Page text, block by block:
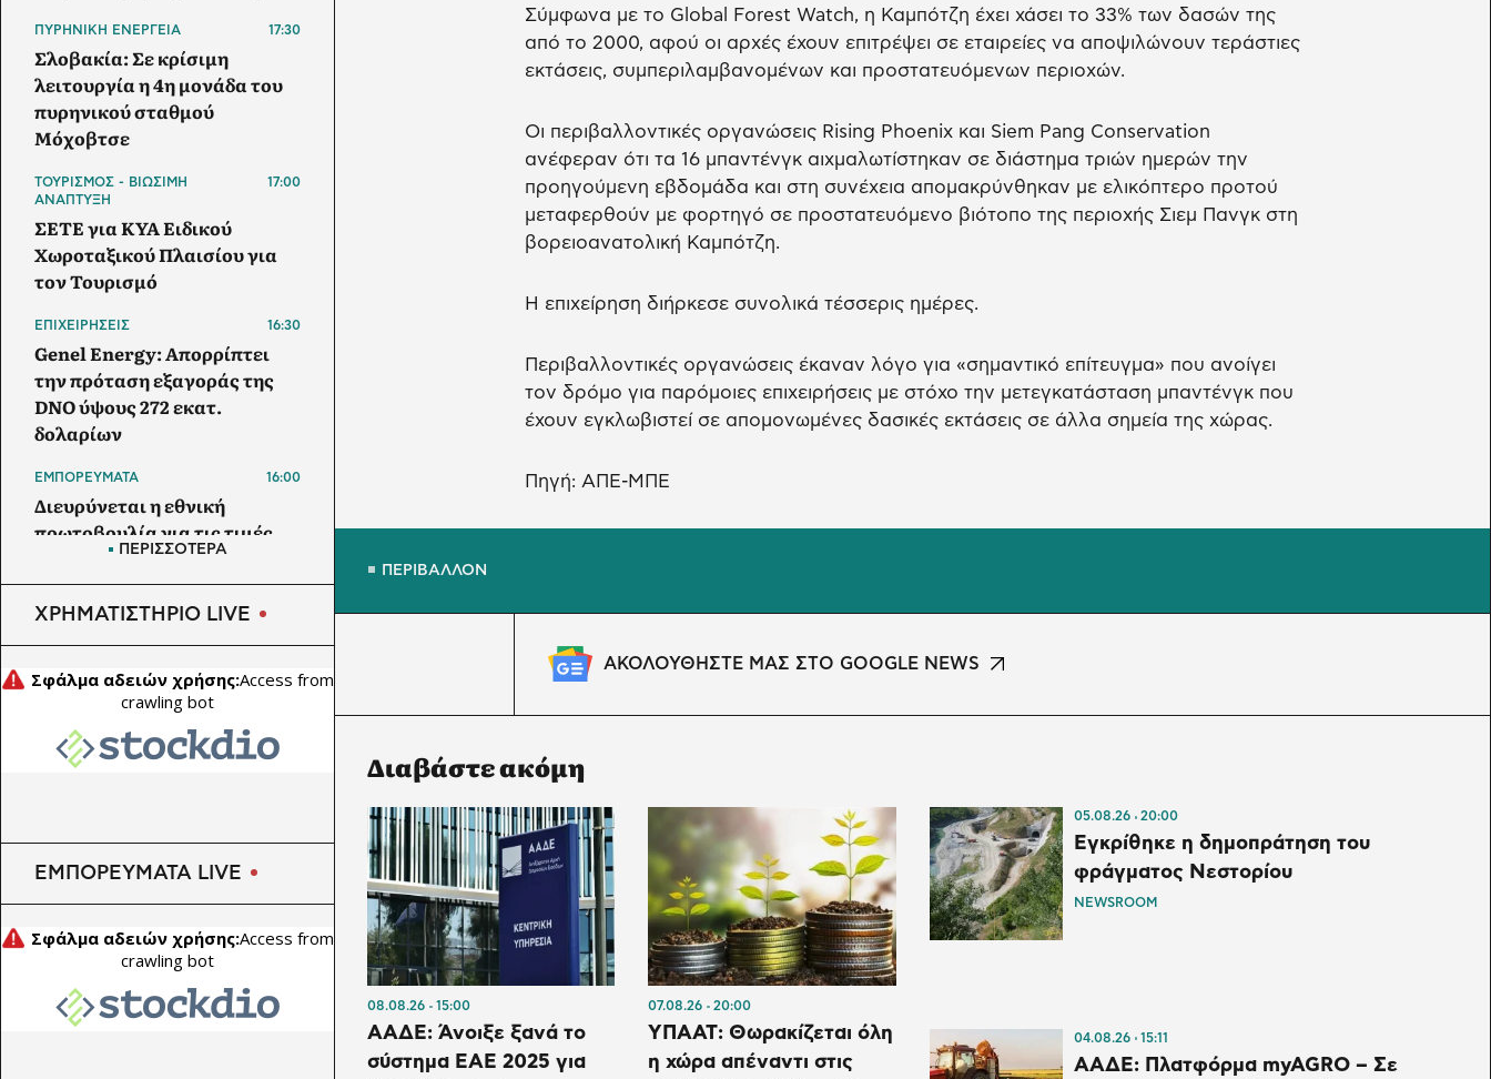
Σύμφωνα με το Global Forest Watch, η Καμπότζη έχει χάσει το 33% των δασών της
από το 2000, αφού οι αρχές έχουν επιτρέψει σε εταιρείες να αποψιλώνουν τεράστιες
εκτάσεις, συμπεριλαμβανομένων και προστατευόμενων περιοχών.
Οι περιβαλλοντικές οργανώσεις Rising Phoenix και Siem Pang Conservation
ανέφεραν ότι τα 16 μπαντένγκ αιχμαλωτίστηκαν σε διάστημα τριών ημερών την
προηγούμενη εβδομάδα και στη συνέχεια απομακρύνθηκαν με ελικόπτερο προτού
μεταφερθούν με φορτηγό σε προστατευόμενο βιότοπο της περιοχής Σιεμ Πανγκ στη
βορειοανατολική Καμπότζη.
Η επιχείρηση διήρκεσε συνολικά τέσσερις ημέρες.
Περιβαλλοντικές οργανώσεις έκαναν λόγο για «σημαντικό επίτευγμα» που ανοίγει
τον δρόμο για παρόμοιες επιχειρήσεις με στόχο την μετεγκατάσταση μπαντένγκ που
έχουν εγκλωβιστεί σε απομονωμένες δασικές εκτάσεις σε άλλα σημεία της χώρας.
Πηγή: ΑΠΕ-ΜΠΕ
ΠΕΡΙΒΑΛΛΟΝ
ΑΚΟΛΟΥΘΗΣΤΕ ΜΑΣ ΣΤΟ GOOGLE NEWS
Διαβάστε ακόμη
08.08.26 15:00
ΑΑΔΕ: Άνοιξε ξανά το
σύστημα ΕΑΕ 2025 για
07.08.26 20:00
ΥΠΑΑΤ: Θωρακίζεται όλη
η χώρα απέναντι στις
05.08.26 20:00
Εγκρίθηκε η δημοπράτηση του
φράγματος Νεστορίου
NEWSROOM
04.08.26 15:11
ΑΑΔΕ: Πλατφόρμα myAGRO – Σε
ΠΥΡΗΝΙΚΗ ΕΝΕΡΓΕΙΑ 17:30
Σλοβακία: Σε κρίσιμη
λειτουργία η 4η μονάδα του
πυρηνικού σταθμού
Μόχοβτσε
ΤΟΥΡΙΣΜΟΣ - ΒΙΩΣΙΜΗ
ΑΝΑΠΤΥΞΗ
17:00
ΣΕΤΕ για ΚΥΑ Ειδικού
Χωροταξικού Πλαισίου για
τον Τουρισμό
ΕΠΙΧΕΙΡΗΣΕΙΣ 16:30
Genel Energy: Απορρίπτει
την πρόταση εξαγοράς της
DNO ύψους 272 εκατ.
δολαρίων
ΕΜΠΟΡΕΥΜΑΤΑ 16:00
Διευρύνεται η εθνική
πρωτοβουλία για τις τιμές
στο ράφι των σούπερ μάρκετ
στάθμης του Δούναβη – Στο
10% η λειτουργία του
ΠΕΡΙΣΣΟΤΕΡΑ
ΧΡΗΜΑΤΙΣΤΗΡΙΟ LIVE
ΕΜΠΟΡΕΥΜΑΤΑ LIVE